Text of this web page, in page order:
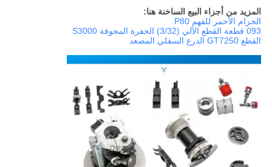
المزيد من أجزاء البيع الساخنة هنا:
الحزام الأحمر للفهم P80
093 قطعة القطع الآلي (3/32) الحفرة المجوفة S3000
القطع GT7250 الدرع السفلي المصعد